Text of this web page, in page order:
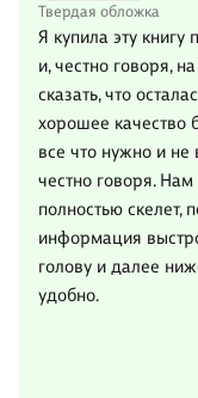
Твердая обложка
Я купила эту
и, честно говоря,
сказать, что
хорошее качество
все что нужно и не
честно говоря.
полностью
информация
голову и далее
удобно.